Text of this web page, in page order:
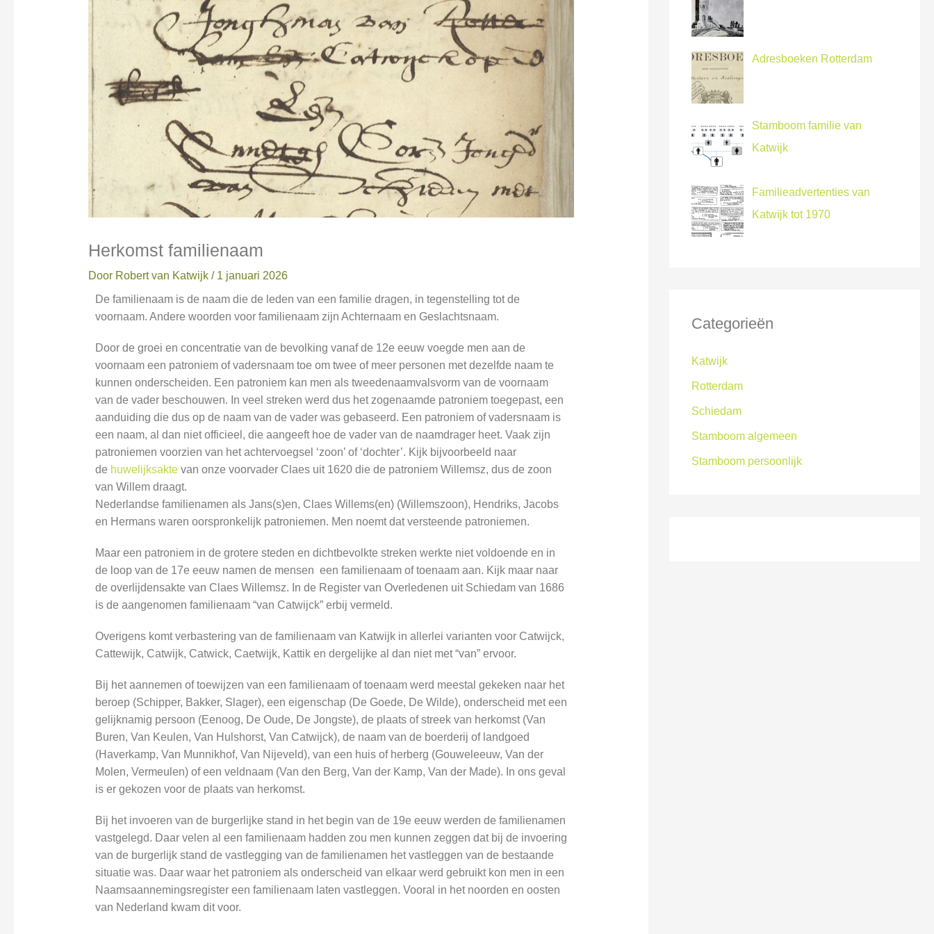
Herkomst familienaam
Door Robert van Katwijk / 1 januari 2026
De familienaam is de naam die de leden van een familie dragen, in tegenstelling tot de
voornaam. Andere woorden voor familienaam zijn Achternaam en Geslachtsnaam.
Door de groei en concentratie van de bevolking vanaf de 12e eeuw voegde men aan de
voornaam een patroniem of vadersnaam toe om twee of meer personen met dezelfde naam te
kunnen onderscheiden. Een patroniem kan men als tweedenaamvalsvorm van de voornaam
van de vader beschouwen. In veel streken werd dus het zogenaamde patroniem toegepast, een
aanduiding die dus op de naam van de vader was gebaseerd. Een patroniem of vadersnaam is
een naam, al dan niet officieel, die aangeeft hoe de vader van de naamdrager heet. Vaak zijn
patroniemen voorzien van het achtervoegsel ‘zoon’ of ‘dochter’. Kijk bijvoorbeeld naar
de huwelijksaktevan onze voorvader Claes uit 1620 die de patroniem Willemsz, dus de zoon
van Willem draagt.
Nederlandse familienamen als Jans(s)en, Claes Willems(en) (Willemszoon), Hendriks, Jacobs
en Hermans waren oorspronkelijk patroniemen. Men noemt dat versteende patroniemen.
Maar een patroniem in de grotere steden en dichtbevolkte streken werkte niet voldoende en in
de loop van de 17e eeuw namen de mensen een familienaam of toenaam aan. Kijk maar naar
de overlijdensakte van Claes Willemsz. In de Register van Overledenen uit Schiedam van 1686
is de aangenomen familienaam “van Catwijck” erbij vermeld.
Overigens komt verbastering van de familienaam van Katwijk in allerlei varianten voor Catwijck,
Cattewijk, Catwijk, Catwick, Caetwijk, Kattik en dergelijke al dan niet met “van” ervoor.
Bij het aannemen of toewijzen van een familienaam of toenaam werd meestal gekeken naar het
beroep (Schipper, Bakker, Slager), een eigenschap (De Goede, De Wilde), onderscheid met een
gelijknamig persoon (Eenoog, De Oude, De Jongste), de plaats of streek van herkomst (Van
Buren, Van Keulen, Van Hulshorst, Van Catwijck), de naam van de boerderij of landgoed
(Haverkamp, Van Munnikhof, Van Nijeveld), van een huis of herberg (Gouweleeuw, Van der
Molen, Vermeulen) of een veldnaam (Van den Berg, Van der Kamp, Van der Made). In ons geval
is er gekozen voor de plaats van herkomst.
Bij het invoeren van de burgerlijke stand in het begin van de 19e eeuw werden de familienamen
vastgelegd. Daar velen al een familienaam hadden zou men kunnen zeggen dat bij de invoering
van de burgerlijk stand de vastlegging van de familienamen het vastleggen van de bestaande
situatie was. Daar waar het patroniem als onderscheid van elkaar werd gebruikt kon men in een
Naamsaannemingsregister een familienaam laten vastleggen. Vooral in het noorden en oosten
van Nederland kwam dit voor.
Adresboeken Rotterdam
Stamboom familie van
Katwijk
Familieadvertenties van
Katwijk tot 1970
Categorieën
Katwijk
Rotterdam
Schiedam
Stamboom algemeen
Stamboom persoonlijk